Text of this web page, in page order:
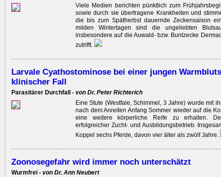
Viele Medien berichten pünktlich zum
sowie durch sie übertragene Krankheiten und
die bis zum Spätherbst dauernde Zeckensaison
milden Wintertagen sind die ungeliebten
insbesondere auf die Auwald- bzw. Buntzecke
zutrifft.
Larvale Cyathostominose bei einer jungen
klinischer Fall
Parasitärer Durchfall - von Dr. Peter Richterich
Eine Stute (Westfale, Schimmel, 3 Jahre) wurde mit
nach dem Anreiten Anfang Sommer wieder auf die
eine weitere körperliche Reife zu erhalten.
erfolgreicher Zucht- und Ausbildungsbetrieb.
Koppel sechs Pferde, davon vier älter als zwölf Jahre.
Zoonosegefahr wird immer noch unterschätzt
Wurmfrei - von Dr. Ann Neubert